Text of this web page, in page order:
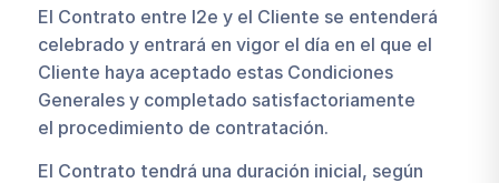
El Contrato entre I2e y el Cliente se entenderá
celebrado y entrará en vigor el día en el que el
Cliente haya aceptado estas Condiciones
Generales y completado satisfactoriamente
el procedimiento de contratación.
El Contrato tendrá una duración inicial, según